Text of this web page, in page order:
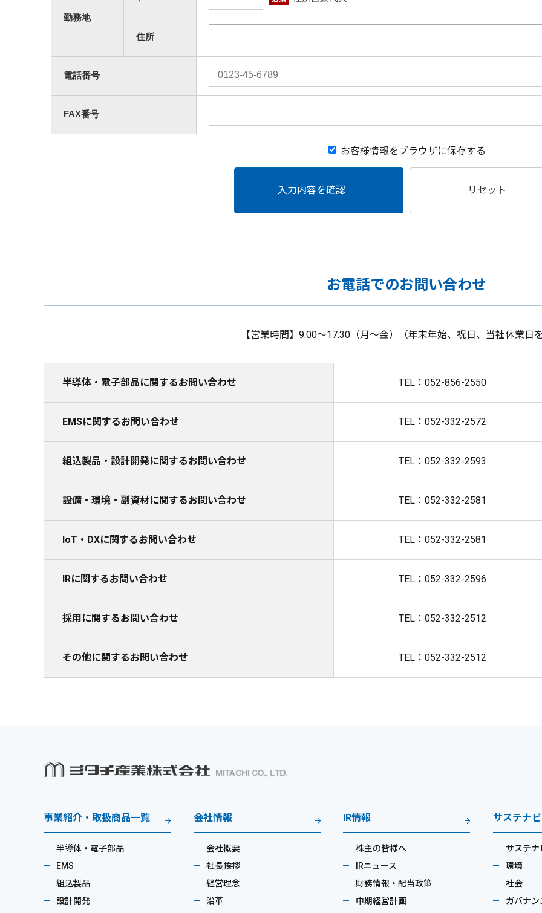
勤務地
住所
電話番号
FAX番号
お客様情報をブラウザに保存する
入力内容を確認 リセット
お電話でのお問い合わせ
【営業時間】9:00～17:30（月～金）（年末年始、祝日、当社休業日
半導体・電子部品に関するお問い合わせ TEL：052-856-2550
EMSに関するお問い合わせ TEL：052-332-2572
組込製品・設計開発に関するお問い合わせ TEL：052-332-2593
設備・環境・副資材に関するお問い合わせ TEL：052-332-2581
IoT・DXに関するお問い合わせ TEL：052-332-2581
IRに関するお問い合わせ TEL：052-332-2596
採用に関するお問い合わせ TEL：052-332-2512
その他に関するお問い合わせ TEL：052-332-2512
事業紹介・取扱商品一覧
半導体・電子部品
EMS
組込製品
設計開発
会社情報
会社概要
社長挨拶
経営理念
沿革
IR情報
株主の皆様へ
IRニュース
財務情報・配当政策
中期経営計画
サステナ
サステナ
環境
社会
ガバナン